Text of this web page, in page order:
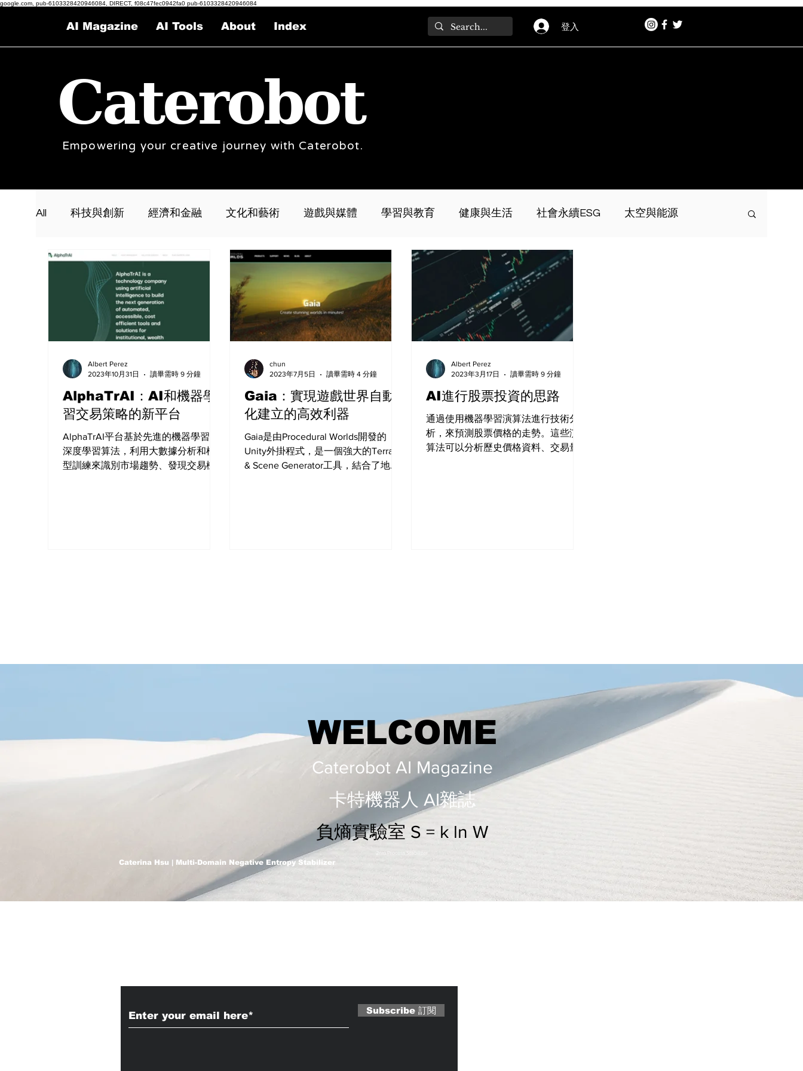
google.com, pub-6103328420946084, DIRECT, f08c47fec0942fa0 pub-6103328420946084
AI Magazine AI Tools About Index 登入
Caterobot
Empowering your creative journey with Caterobot.
All 科技與創新 經濟和金融 文化和藝術 遊戲與媒體 學習與教育 健康與生活 社會永續ESG 太空與能源
AlphaTrAI：AI和機器學
習交易策略的新平台
AlphaTrAI平台基於先進的機器學習和
深度學習算法，利用大數據分析和模
型訓練來識別市場趨勢、發現交易機
Albert Perez
2023年10月31日
讀畢需時 9 分鐘
Gaia：實現遊戲世界自動
化建立的高效利器
Gaia是由Procedural Worlds開發的
Unity外掛程式，是一個強大的Terrain
& Scene Generator工具，結合了地形
chun
2023年7月5日
讀畢需時 4 分鐘
AI進行股票投資的思路
通過使用機器學習演算法進行技術分
析，來預測股票價格的走勢。這些演
算法可以分析歷史價格資料、交易量
Albert Perez
2023年3月17日
讀畢需時 9 分鐘
WELCOME
Caterobot AI Magazine
​​卡特機器人 AI雜誌
負熵實驗室 S = k ln W
2nm Process Stabilizer
Caterina Hsu | Multi-Domain Negative Entropy Stabilizer
Subscribe 訂閱